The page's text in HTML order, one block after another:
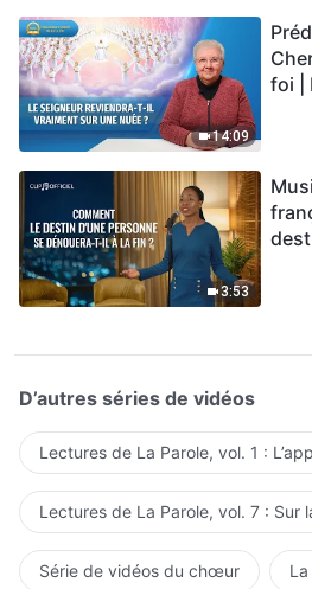
14:09
foi |
3:53
D’autres séries de vidéos
Lectures de La Parole, vol. 1 :
Lectures de La Parole, vol. 7 : Sur
Série de vidéos du chœur